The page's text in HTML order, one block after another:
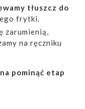
tłuszcz do
frytki.
zarumienią,
na ręczniku
pominąć etap